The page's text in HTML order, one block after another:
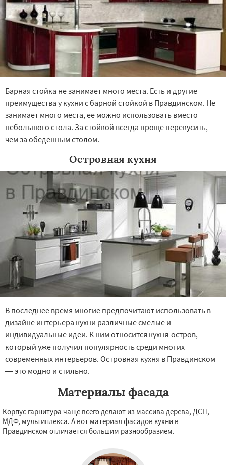
Барная стойка не занимает много места. Есть и другие
преимущества у кухни с барной стойкой в Правдинском. Не
занимает много места, ее можно использовать вместо
небольшого стола. За стойкой всегда проще перекусить,
чем за обеденным столом.
Островная кухня
В последнее время многие предпочитают использовать в
дизайне интерьера кухни различные смелые и
индивидуальные идеи. К ним относится кухня-остров,
который уже получил популярность среди многих
современных интерьеров. Островная кухня в Правдинском
— это модно и стильно.
Материалы фасада
Корпус гарнитура чаще всего делают из массива дерева, ДСП,
МДФ, мультиплекса. А вот материал фасадов кухни в
Правдинском отличается большим разнообразием.